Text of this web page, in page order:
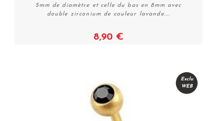
Plus de détails
5mm de diamètre et celle du bas en 8mm avec
double zirconium de couleur lavande....
8,90 €
Exclu
WEB